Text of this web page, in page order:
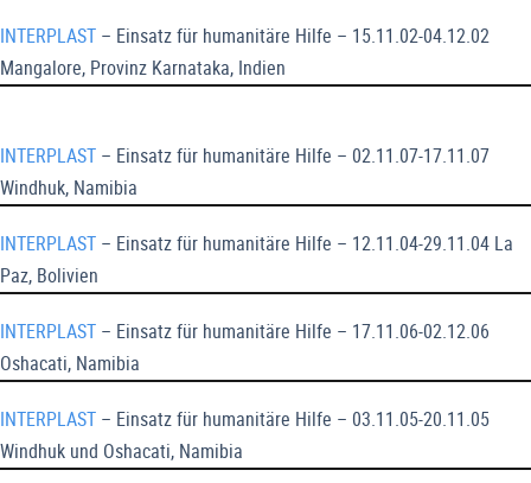
INTERPLAST – Einsatz für humanitäre Hilfe – 15.11.02-04.12.02
Mangalore, Provinz Karnataka, Indien
INTERPLAST – Einsatz für humanitäre Hilfe – 02.11.07-17.11.07
Windhuk, Namibia
INTERPLAST – Einsatz für humanitäre Hilfe – 12.11.04-29.11.04 La
Paz, Bolivien
INTERPLAST – Einsatz für humanitäre Hilfe – 17.11.06-02.12.06
Oshacati, Namibia
INTERPLAST – Einsatz für humanitäre Hilfe – 03.11.05-20.11.05
Windhuk und Oshacati, Namibia